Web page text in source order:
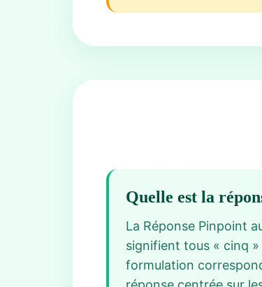
Quelle est la
La Réponse Pinpoint
signifient tous « cinq
formulation